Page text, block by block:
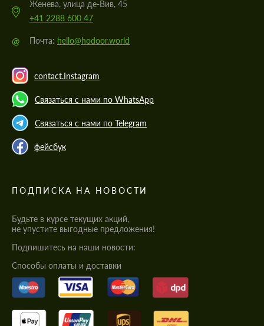
Женева, улица де-Вив, 45
+41 2288 600 47
@ Почта: hello@hodoor.world
contact.Instagram
Связаться с нами по WhatsApp
Связаться с нами по Telegram
фейсбук
ПОДПИСКА НА НОВОСТИ
Будьте в курсе текущих акций,
не упустите выгодные предложения!
Подпишитесь на наши новости:
Cпособы оплаты и доставки